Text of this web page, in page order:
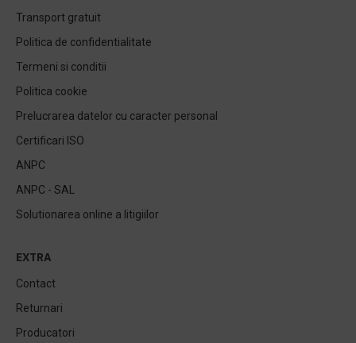
Transport gratuit
Politica de confidentialitate
Termeni si conditii
Politica cookie
Prelucrarea datelor cu caracter personal
Certificari ISO
ANPC
ANPC - SAL
Solutionarea online a litigiilor
EXTRA
Contact
Returnari
Producatori